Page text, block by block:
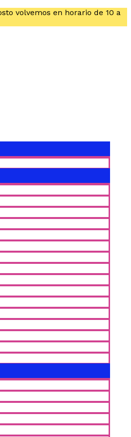
volvemos en horario de 10 a